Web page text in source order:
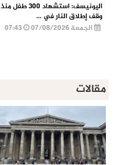
اليونيسف: استشهاد 300 طفل منذ
وقف إطلاق النار في ...
الجمعة 07/08/2026
مقالات